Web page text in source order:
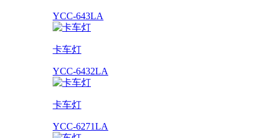
YCC-643LA
卡车灯
YCC-6432LA
卡车灯
YCC-6271LA